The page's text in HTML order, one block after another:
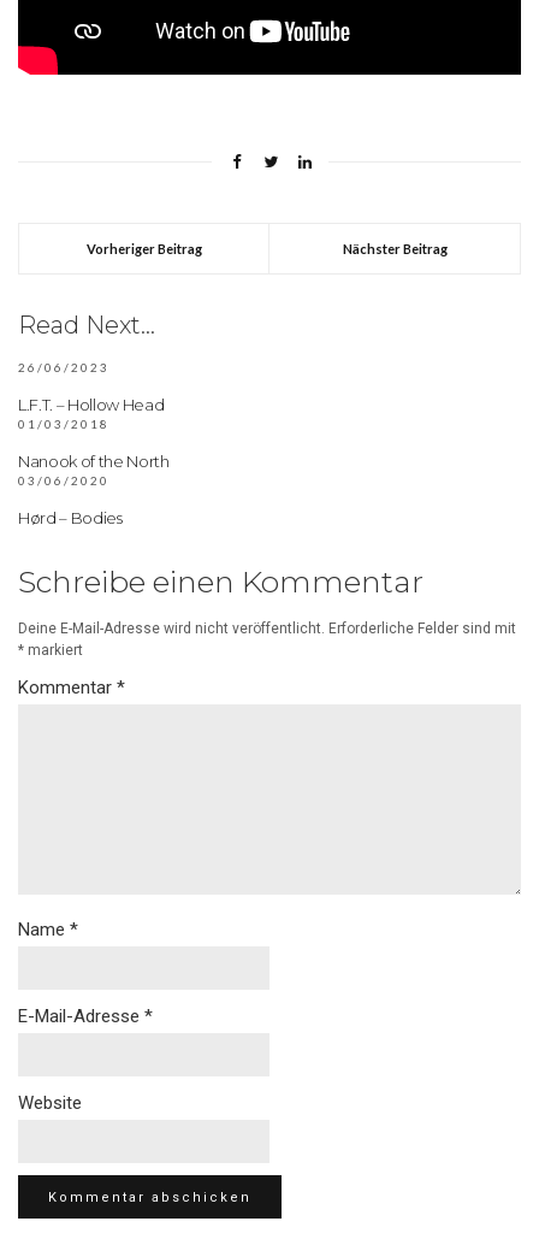
Vorheriger Beitrag Nächster Beitrag
Read Next...
26/06/2023
L.F.T. – Hollow Head
01/03/2018
Nanook of the North
03/06/2020
Hørd – Bodies
Schreibe einen Kommentar
Deine E-Mail-Adresse wird nicht veröffentlicht. Erforderliche Felder sind mit
* markiert
Kommentar *
Name *
E-Mail-Adresse *
Website